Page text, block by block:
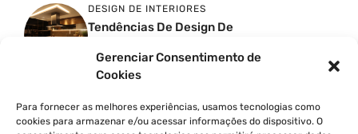
Gerenciar Consentimento de
Cookies
Para fornecer as melhores experiências, usamos tecnologias como
cookies para armazenar e/ou acessar informações do dispositivo. O
DESIGN DE INTERIORES
Tendências De Design De
Para 2024
DESIGN DE INTERIORES
Chuveiros De Caminhar
Que Transbordam Estilo